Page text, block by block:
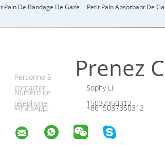
Pain De Bandage De Gaze Petit Pain Absorbant De
Prenez
Personne à
contacter:
Sophy Li
Numéro de
téléphone:
15037350312
WhatsApp: +8615037350312